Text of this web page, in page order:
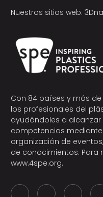
Nuestros sitios web:
Con 84 países y más
los profesionales del
ayudándoles a alcanzar
competencias
organización de
de conocimientos. Para
www.4spe.org.